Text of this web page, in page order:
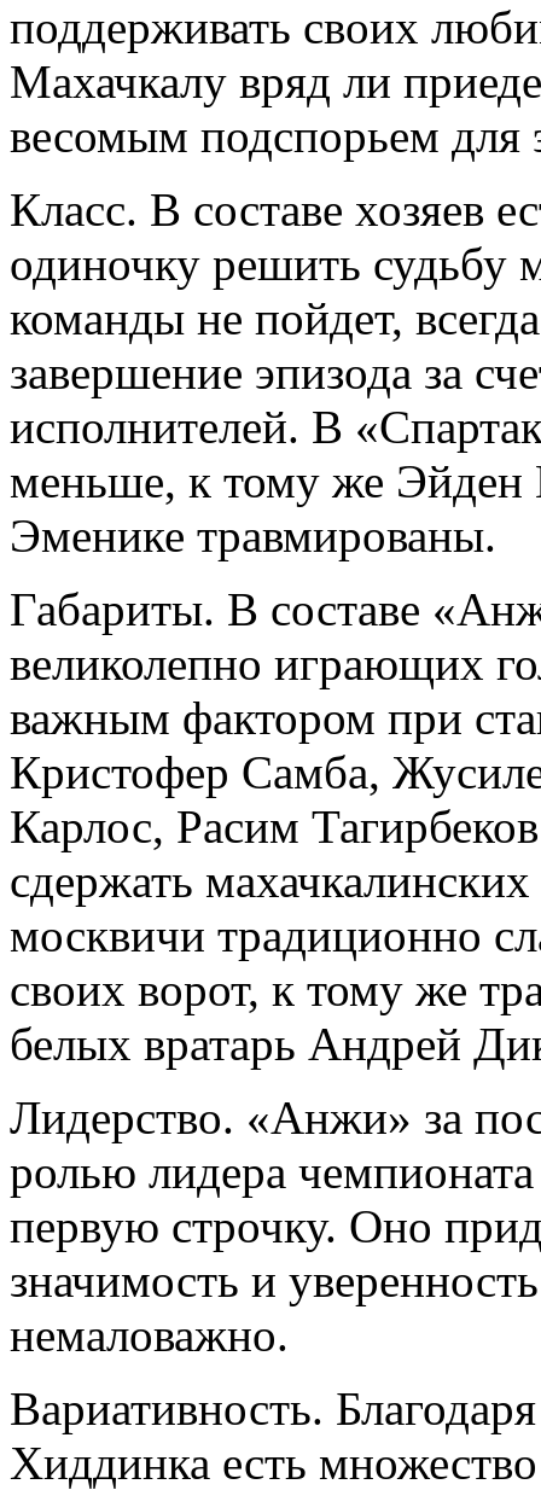
поддерживать своих
Махачкалу вряд ли
весомым подспорьем для
Класс. В составе хозяев
одиночку решить судьбу
команды не пойдет,
завершение эпизода за
исполнителей. В
меньше, к тому же
Эменике травмированы.
Габариты. В составе
великолепно играющих
важным фактором при
Кристофер Самба,
Карлос, Расим
сдержать
москвичи традиционно
своих ворот, к тому же
белых вратарь Андрей
Лидерство. «Анжи» за
ролью лидера
первую строчку. Оно
значимость и
немаловажно.
Вариативность.
Хиддинка есть